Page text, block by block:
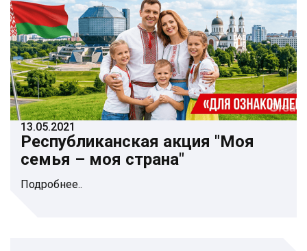
13.05.2021
Республиканская акция "Моя
семья – моя страна"
Подробнее..